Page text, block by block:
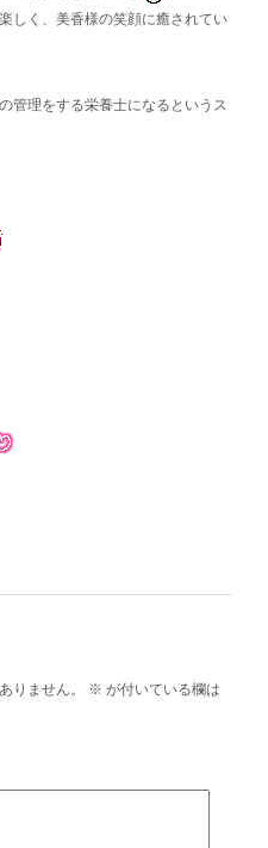
しく、美香様の笑顔に癒されてい
管理をする栄養士になるというス
りません。 ※ が付いている欄は